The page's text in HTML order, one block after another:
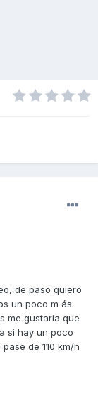
de paso quiero
un poco m ás
me gustaria que
si hay un poco
de 110 km/h